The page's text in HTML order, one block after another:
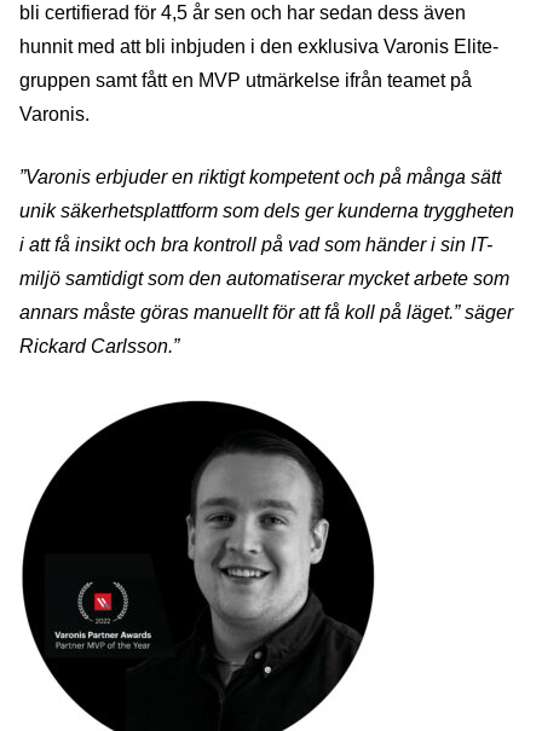
bli certifierad för 4,5 år sen och har sedan dess även
hunnit med att bli inbjuden i den exklusiva Varonis Elite-
gruppen samt fått en MVP utmärkelse ifrån teamet på
Varonis.
”Varonis erbjuder en riktigt kompetent och på många sätt
unik säkerhetsplattform som dels ger kunderna tryggheten
i att få insikt och bra kontroll på vad som händer i sin IT-
miljö samtidigt som den automatiserar mycket arbete som
annars måste göras manuellt för att få koll på läget.” säger
Rickard Carlsson.”